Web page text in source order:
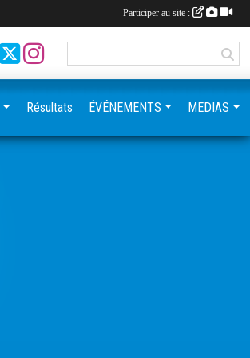
Résultats ÉVÉNEMENTS MEDIAS
Participer au site :